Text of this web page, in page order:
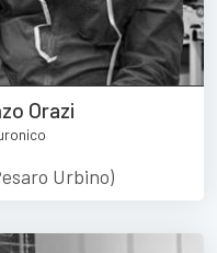
Orazi
Urbino)